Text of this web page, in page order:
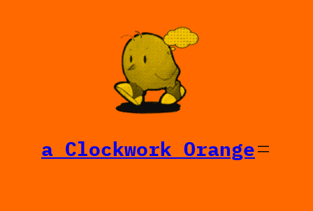
a Clockwork Orange